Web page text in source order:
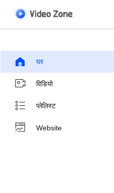
घर
विडियो
प्लेलिस्ट
Website